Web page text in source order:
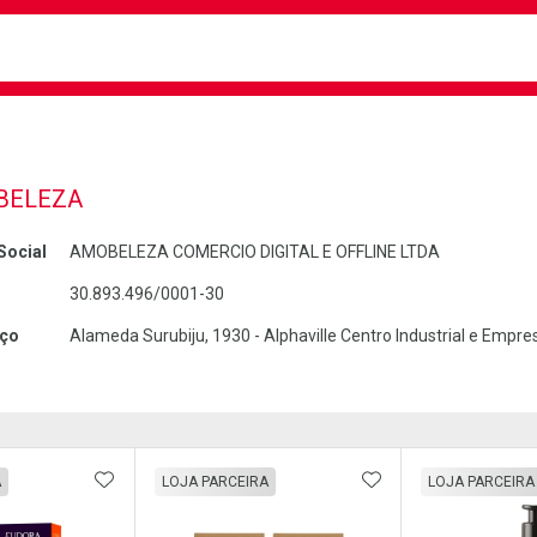
AMOBELEZA COMERCIO DIGITAL E OFFLINE LTDA
30.893.496/0001-30
Alameda Surubiju, 1930 - Alphaville Centro Industrial e
ADICIONAR AOS FAVORITOS
LOJA PARCEIRA ADICIONAR AOS
LOJA PARCEIRA